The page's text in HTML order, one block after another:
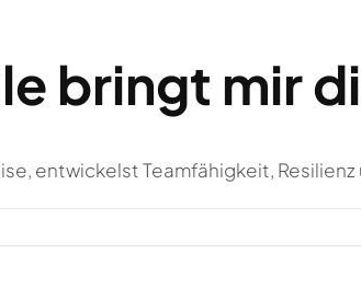
bringt mir
entwickelst Teamfähigkeit,